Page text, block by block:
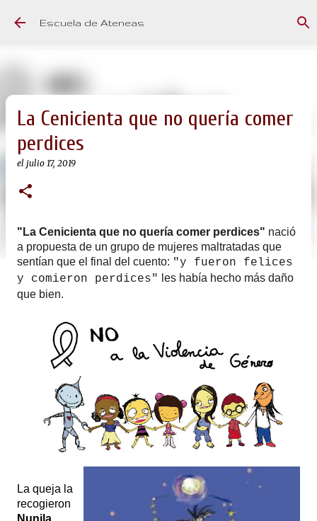
Ir al contenido principal
Escuela de Ateneas
La Cenicienta que no quería comer
perdices
el julio 17, 2019
"La Cenicienta que no quería comer perdices" nació
a propuesta de un grupo de mujeres maltratadas que
sentían que el final del cuento: "y fueron felices
y comieron perdices" les había hecho más daño
que bien.
La queja la
recogieron
Nunila